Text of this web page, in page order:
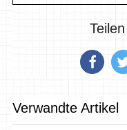
Verwandte Artikel